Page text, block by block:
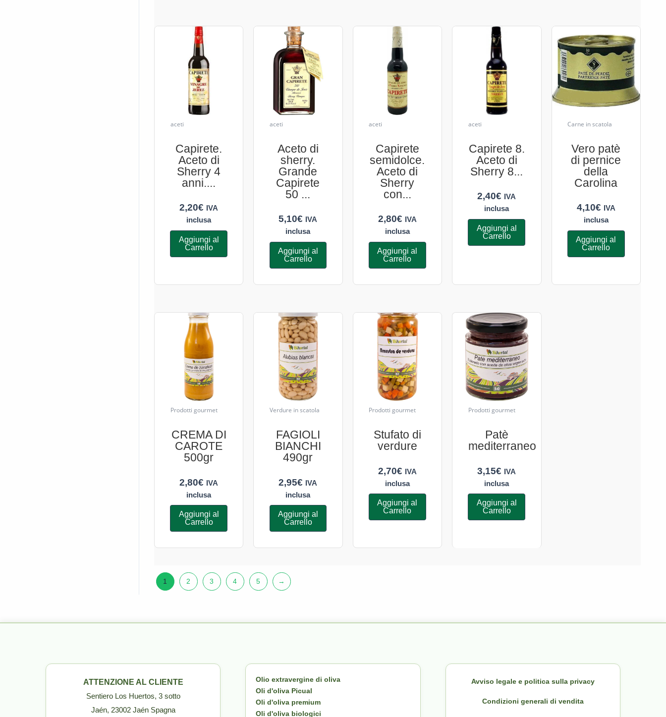
aceti
Capirete.
Aceto di
Sherry 4
anni....
2,20€ IVA
inclusa
Aggiungi al
Carrello
aceti
Aceto di
sherry.
Grande
Capirete
50 ...
5,10€ IVA
inclusa
Aggiungi al
Carrello
aceti
Capirete
semidolce.
Aceto di
Sherry
con...
2,80€ IVA
inclusa
Aggiungi al
Carrello
aceti
Capirete 8.
Aceto di
Sherry 8...
2,40€ IVA
inclusa
Aggiungi al
Carrello
Carne in scatola
Vero patè
di pernice
della
Carolina
4,10€ IVA
inclusa
Aggiungi al
Carrello
Prodotti gourmet
CREMA DI
CAROTE
500gr
2,80€ IVA
inclusa
Aggiungi al
Carrello
Verdure in scatola
FAGIOLI
BIANCHI
490gr
2,95€ IVA
inclusa
Aggiungi al
Carrello
Prodotti gourmet
Stufato di
verdure
2,70€ IVA
inclusa
Aggiungi al
Carrello
Prodotti gourmet
Patè
mediterraneo
3,15€ IVA
inclusa
Aggiungi al
Carrello
1 2 3 4 5 →
ATTENZIONE AL CLIENTE
Sentiero Los Huertos, 3 sotto
Jaén, 23002 Jaén Spagna
Olio extravergine di oliva
Oli d'oliva Picual
Oli d'oliva premium
Oli d'oliva biologici
Avviso legale e politica sulla privacy
Condizioni generali di vendita